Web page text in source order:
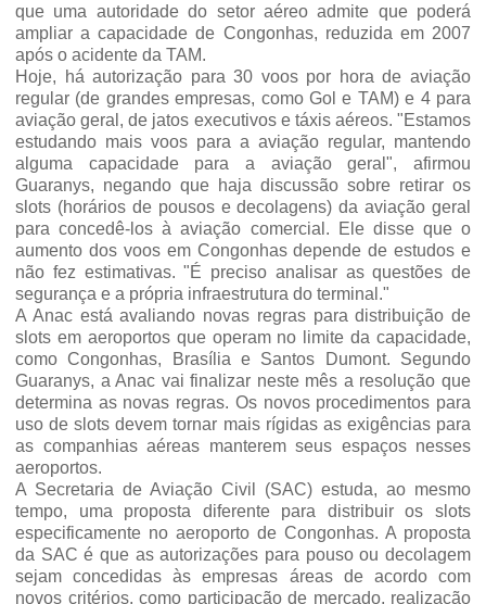
que uma autoridade do setor aéreo admite que poderá
ampliar a capacidade de Congonhas, reduzida em 2007
após o acidente da TAM.
Hoje, há autorização para 30 voos por hora de aviação
regular (de grandes empresas, como Gol e TAM) e 4 para
aviação geral, de jatos executivos e táxis aéreos. "Estamos
estudando mais voos para a aviação regular, mantendo
alguma capacidade para a aviação geral", afirmou
Guaranys, negando que haja discussão sobre retirar os
slots (horários de pousos e decolagens) da aviação geral
para concedê-los à aviação comercial. Ele disse que o
aumento dos voos em Congonhas depende de estudos e
não fez estimativas. "É preciso analisar as questões de
segurança e a própria infraestrutura do terminal."
A Anac está avaliando novas regras para distribuição de
slots em aeroportos que operam no limite da capacidade,
como Congonhas, Brasília e Santos Dumont. Segundo
Guaranys, a Anac vai finalizar neste mês a resolução que
determina as novas regras. Os novos procedimentos para
uso de slots devem tornar mais rígidas as exigências para
as companhias aéreas manterem seus espaços nesses
aeroportos.
A Secretaria de Aviação Civil (SAC) estuda, ao mesmo
tempo, uma proposta diferente para distribuir os slots
especificamente no aeroporto de Congonhas. A proposta
da SAC é que as autorizações para pouso ou decolagem
sejam concedidas às empresas áreas de acordo com
novos critérios, como participação de mercado, realização